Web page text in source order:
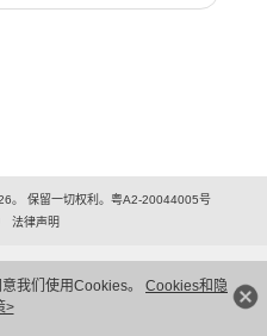
我们使用Cookies。 Cookies和隐
>
。 保留一切权利。粤A2-20044005号
法律声明